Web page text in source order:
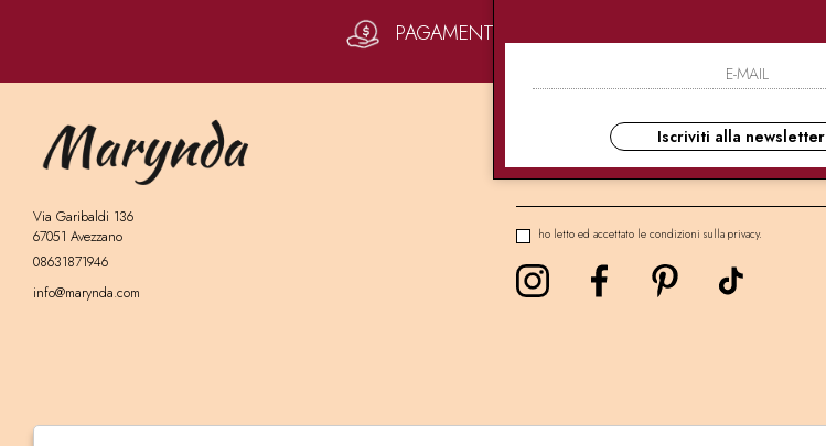
PAGAMENTI SICURI
Via Garibaldi 136
67051 Avezzano
08631871946
info@marynda.com
NEWSLETTER
ho letto ed accettato le condizioni sulla privacy.
Iscriviti alla newsletter